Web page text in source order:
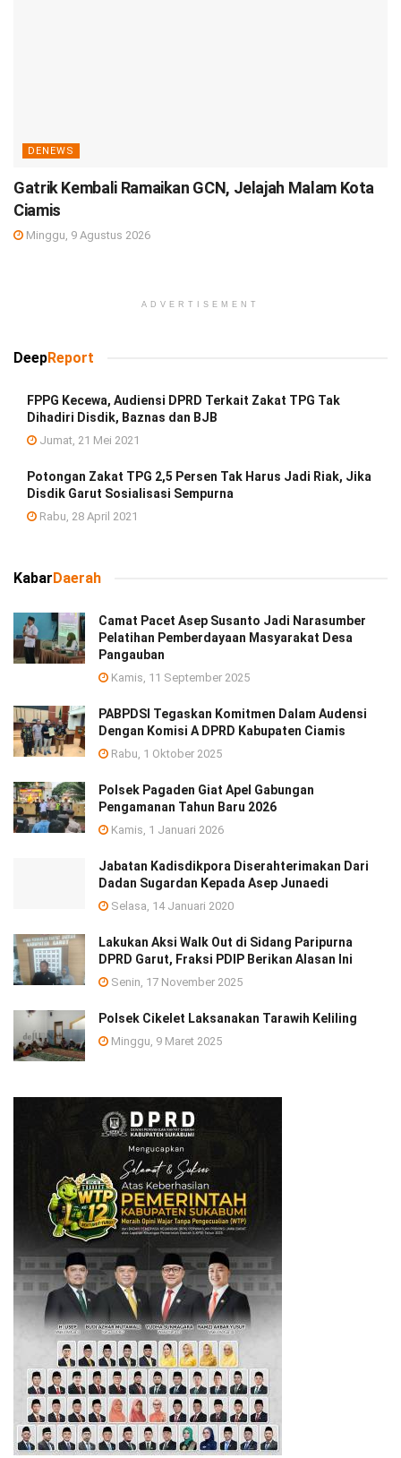
DENEWS
Gatrik Kembali Ramaikan GCN, Jelajah Malam Kota
Ciamis
Minggu, 9 Agustus 2026
ADVERTISEMENT
DeepReport
FPPG Kecewa, Audiensi DPRD Terkait Zakat TPG Tak
Dihadiri Disdik, Baznas dan BJB
Jumat, 21 Mei 2021
Potongan Zakat TPG 2,5 Persen Tak Harus Jadi Riak, Jika
Disdik Garut Sosialisasi Sempurna
Rabu, 28 April 2021
KabarDaerah
Camat Pacet Asep Susanto Jadi Narasumber
Pelatihan Pemberdayaan Masyarakat Desa
Pangauban
Kamis, 11 September 2025
PABPDSI Tegaskan Komitmen Dalam Audensi
Dengan Komisi A DPRD Kabupaten Ciamis
Rabu, 1 Oktober 2025
Polsek Pagaden Giat Apel Gabungan
Pengamanan Tahun Baru 2026
Kamis, 1 Januari 2026
Jabatan Kadisdikpora Diserahterimakan Dari
Dadan Sugardan Kepada Asep Junaedi
Selasa, 14 Januari 2020
Lakukan Aksi Walk Out di Sidang Paripurna
DPRD Garut, Fraksi PDIP Berikan Alasan Ini
Senin, 17 November 2025
Polsek Cikelet Laksanakan Tarawih Keliling
Minggu, 9 Maret 2025